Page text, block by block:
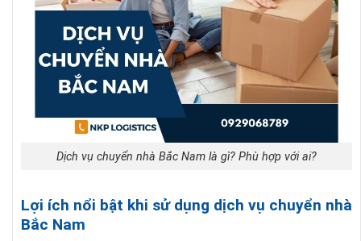
Dịch vụ chuyển nhà Bắc Nam là gì? Phù hợp với ai?
Lợi ích nổi bật khi sử dụng dịch vụ chuyển nhà
Bắc Nam